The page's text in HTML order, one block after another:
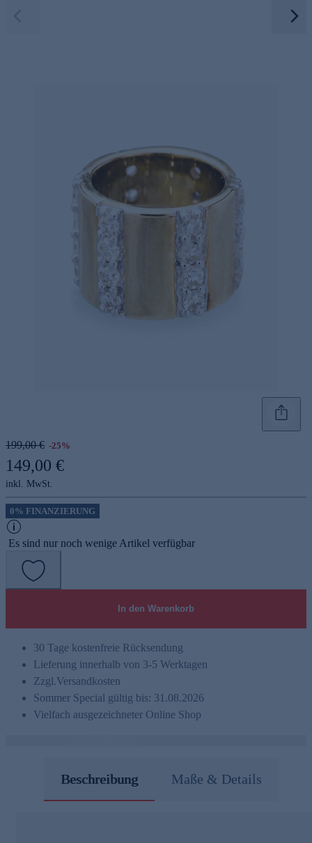
199,00 € -25%
149,00 €
inkl. MwSt.
0% FINANZIERUNG
Es sind nur noch wenige Artikel verfügbar
In den Warenkorb
30 Tage kostenfreie Rücksendung
Lieferung innerhalb von 3-5 Werktagen
Zzgl.Versandkosten
Sommer Special gültig bis: 31.08.2026
Vielfach ausgezeichneter Online Shop
Beschreibung Maße & Details